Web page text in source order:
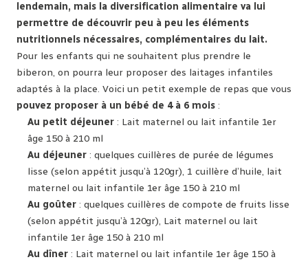
lendemain, mais la diversification alimentaire va lui
permettre de découvrir peu à peu les éléments
nutritionnels nécessaires, complémentaires du lait.
Pour les enfants qui ne souhaitent plus prendre le
biberon, on pourra leur proposer des laitages infantiles
adaptés à la place. Voici un petit exemple de repas que vous
pouvez proposer à un bébé de 4 à 6 mois :
Au petit déjeuner : Lait maternel ou lait infantile 1er
âge 150 à 210 ml
Au déjeuner : quelques cuillères de purée de légumes
lisse (selon appétit jusqu’à 120gr), 1 cuillère d’huile, lait
maternel ou lait infantile 1er âge 150 à 210 ml
Au goûter : quelques cuillères de compote de fruits lisse
(selon appétit jusqu’à 120gr), Lait maternel ou lait
infantile 1er âge 150 à 210 ml
Au dîner : Lait maternel ou lait infantile 1er âge 150 à